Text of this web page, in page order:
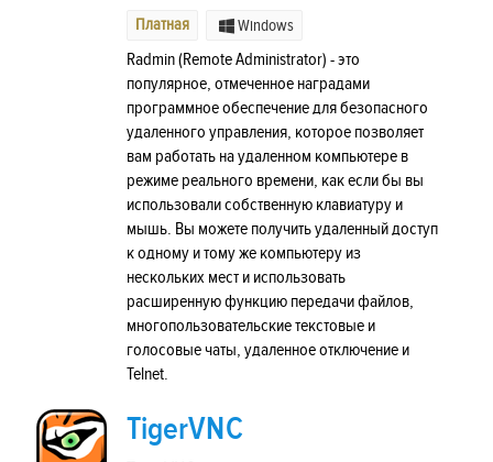
Платная Windows
Radmin (Remote Administrator) - это
популярное, отмеченное наградами
программное обеспечение для безопасного
удаленного управления, которое позволяет
вам работать на удаленном компьютере в
режиме реального времени, как если бы вы
использовали собственную клавиатуру и
мышь. Вы можете получить удаленный доступ
к одному и тому же компьютеру из
нескольких мест и использовать
расширенную функцию передачи файлов,
многопользовательские текстовые и
голосовые чаты, удаленное отключение и
Telnet.
TigerVNC